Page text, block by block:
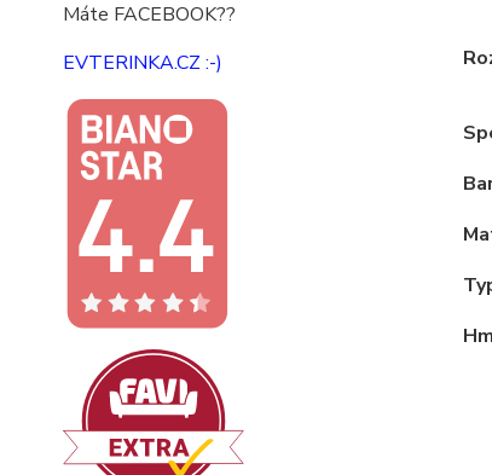
Máte FACEBOOK??
EVTERINKA.CZ :-)